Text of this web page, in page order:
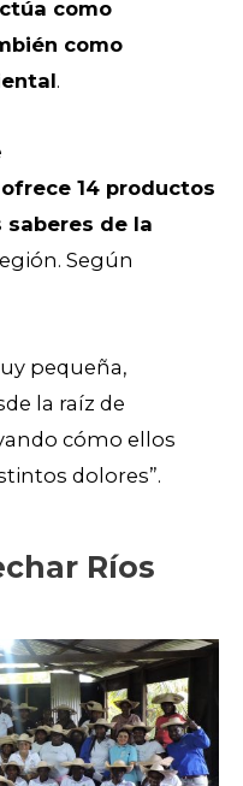
como
como
.
14 productos
saberes de la
Según
pequeña,
la raíz de
cómo ellos
dolores”.
Ríos